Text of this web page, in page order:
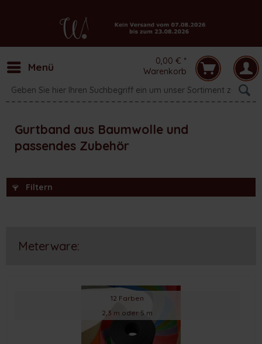
Menü
0,00 € *
Warenkorb
Gurtband aus Baumwolle und
passendes Zubehör
Filtern
Meterware:
12 Farben
2,3 m oder 5 m